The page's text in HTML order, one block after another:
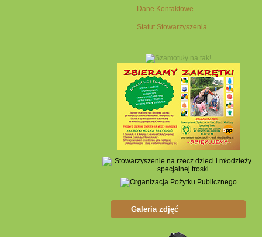
Dane Kontaktowe
Statut Stowarzyszenia
Galeria zdjęć